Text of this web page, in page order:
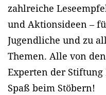
zahlreiche
und Aktionsideen –
Jugendliche und zu
Themen. Alle von
Experten der
Spaß beim Stöbern!